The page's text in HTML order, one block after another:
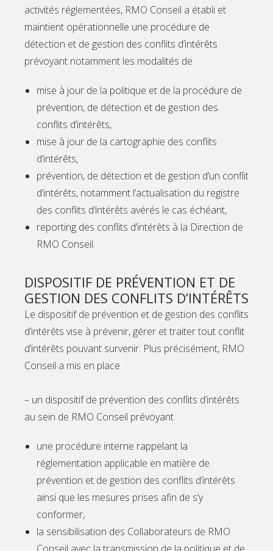
activités réglementées, RMO Conseil a établi et
maintient opérationnelle une procédure de
détection et de gestion des conflits d’intérêts
prévoyant notamment les modalités de
mise à jour de la politique et de la procédure de
prévention, de détection et de gestion des
conflits d’intérêts,
mise à jour de la cartographie des conflits
d’intérêts,
prévention, de détection et de gestion d’un conflit
d’intérêts, notamment l’actualisation du registre
des conflits d’intérêts avérés le cas échéant,
reporting des conflits d’intérêts à la Direction de
RMO Conseil.
DISPOSITIF DE PRÉVENTION ET DE
GESTION DES CONFLITS D’INTÉRÊTS
Le dispositif de prévention et de gestion des conflits
d’intérêts vise à prévenir, gérer et traiter tout conflit
d’intérêts pouvant survenir. Plus précisément, RMO
Conseil a mis en place
– un dispositif de prévention des conflits d’intérêts
au sein de RMO Conseil prévoyant
une procédure interne rappelant la
réglementation applicable en matière de
prévention et de gestion des conflits d’intérêts
ainsi que les mesures prises afin de s’y
conformer,
la sensibilisation des Collaborateurs de RMO